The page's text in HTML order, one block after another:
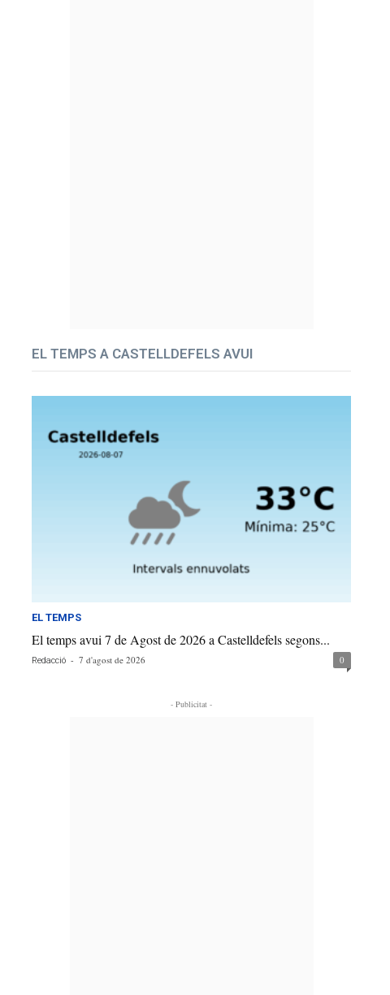
EL TEMPS A CASTELLDEFELS AVUI
EL TEMPS
El temps avui 7 de Agost de 2026 a Castelldefels segons...
Redacció - 7 d'agost de 2026 0
- Publicitat -